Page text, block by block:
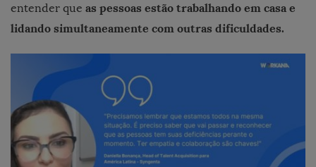
entender que as pessoas estão trabalhando em casa e
lidando simultaneamente com outras dificuldades.